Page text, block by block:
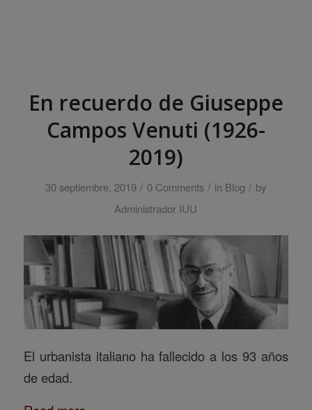
En recuerdo de Giuseppe
Campos Venuti (1926-
2019)
30 septiembre, 2019 / 0 Comments / in Blog / by
Administrador IUU
El urbanista italiano ha fallecido a los 93 años
de edad.